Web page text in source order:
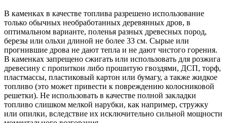
В каменках в качестве топлива разрешено использование
только обычных необработанных деревянных дров, в
оптимальном варианте, поленья разных древесных пород,
березы или ольхи длиной не более 33 см. Сырые или
прогнившие дрова не дают тепла и не дают чистого горения.
В каменках запрещено сжигать или использовать для розжига
древесину с пропиткои либо прошитую гвоздями, ДСП, торф,
пластмассы, пластиковый картон или бумагу, а также жидкое
топливо (это может привести к повреждению колосниковой
решетки). Не использовать в качестве полной закладки
топливо слишком мелкой нарубки, как например, стружку
или опилки, вследствие их исключительно сильной мощности